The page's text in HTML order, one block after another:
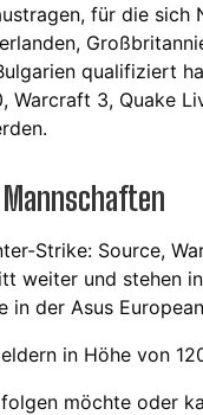
für die sich
qualifiziert
Warcraft 3, Quake
Strike: Source,
weiter und stehen
in der Asus
in Höhe von
möchte oder